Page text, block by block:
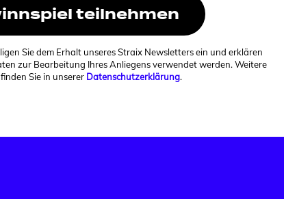
Sie dem Erhalt unseres Straix Newsletters ein und erklären
zur Bearbeitung Ihres Anliegens verwendet werden. Weitere
Sie in unserer Datenschutzerklärung.